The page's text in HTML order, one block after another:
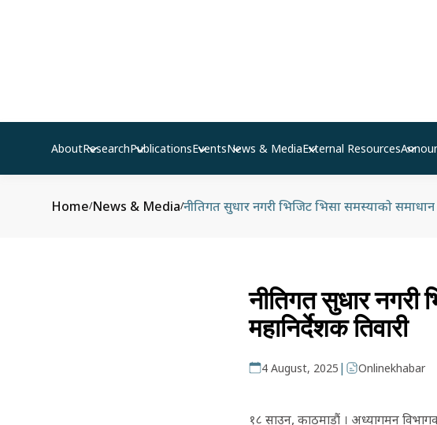
AboutResearchPublicationsEventsNews & MediaExternal Resources
Home/News & Media/नीतिगत सुधार नगरी भिजिट भिसा समस्याको समाधान
नीतिगत सुधार नगरी
महानिर्देशक तिवारी
4 August, 2025 | Onlinekhabar
१८ साउन, काठमाडौं । अध्यागमन